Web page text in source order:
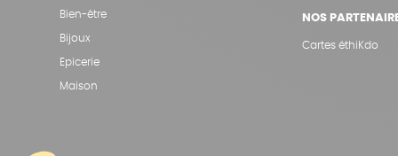
Bien-être
Bijoux
Epicerie
Maison
NOS
Cartes éthiKdo